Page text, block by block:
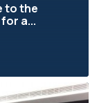
to the
a...